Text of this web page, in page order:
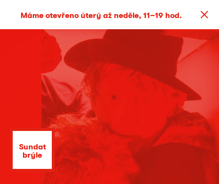
Máme otevřeno úterý až neděle, 11–19 hod.
Sundat
brýle